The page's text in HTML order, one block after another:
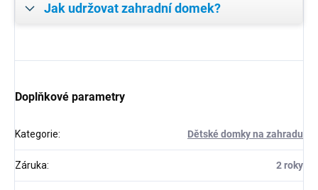
Jak udržovat zahradní domek?
Doplňkové parametry
Kategorie: Dětské domky na zahradu
Záruka: 2 roky